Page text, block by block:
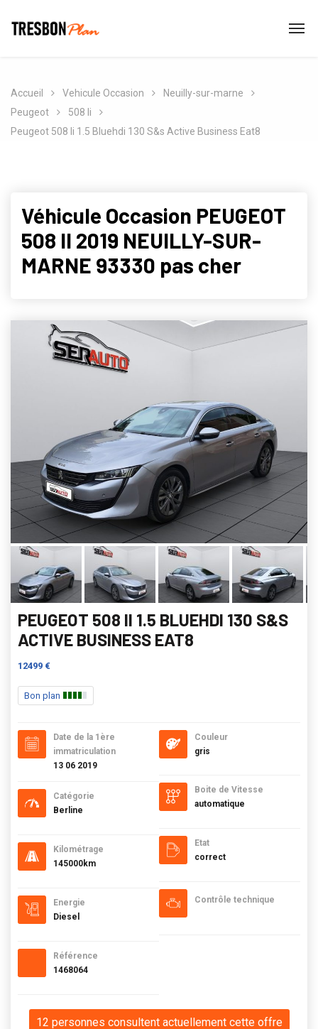
Accueil Vehicule Occasion
Neuilly-sur-marne
Peugeot
508 Ii
Peugeot 508 Ii 1.5 Bluehdi 130 S&s Active Business Eat8
Véhicule Occasion PEUGEOT
508 II 2019 NEUILLY-SUR-
MARNE 93330 pas cher
PEUGEOT 508 II 1.5 BLUEHDI 130 S&S
ACTIVE BUSINESS EAT8
12499 €
Bon plan
Date de la 1ère
immatriculation
13 06 2019
Catégorie
Berline
Kilométrage
145000km
Energie
Diesel
Référence
1468064
Couleur
gris
Boite de Vitesse
automatique
Etat
correct
Contrôle technique
12 personnes consultent actuellement cette offre